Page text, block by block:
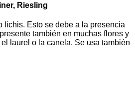
Riesling
lichis. Esto se debe a la presencia
también en muchas flores y
laurel o la canela. Se usa también